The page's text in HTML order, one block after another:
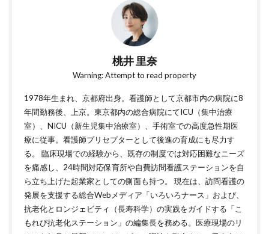
桃井 里奈
Warning: Attempt to read property
1978年生まれ、京都府出身。看護師として京都市内の病院に8
年間勤務後、上京。東京都内の総合病院にてICU（集中治療
室）、NICU（新生児集中治療室）、手術室での高度急性期医
療に従事。看護師プリセプターとして後進の育成にも尽力す
る。 臨床現場での経験から、既存の制度では対応困難なニーズ
を痛感し、24時間対応保育所や自費訪問看護ステーションを自
ら立ち上げた起業家としての側面も持つ。 現在は、訪問看護の
発展を支援する総合Webメディア「いろいろナース」および、
抗老化とロンジェビティ（長寿科学）の実践をガイドする「こ
もれび抗老化ステーション」の編集長を務める。医療現場のリ